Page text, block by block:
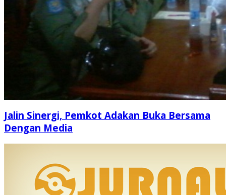
Jalin Sinergi, Pemkot Adakan Buka Bersama
Dengan Media